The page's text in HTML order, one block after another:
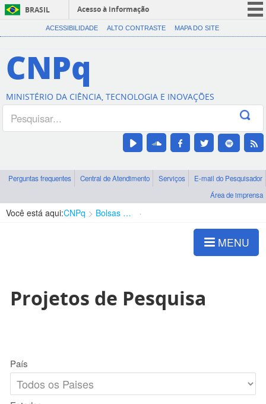
BRASIL
Acesso à informação
CORONAVÍRUS (COVID-19)
Canais
ACESSIBILIDADE ALTO CONTRASTE MAPA DO SITE
CNPq
MINISTÉRIO DA CIÊNCIA, TECNOLOGIA E INOVAÇÕES
Perguntas frequentes Central de Atendimento Serviços
E-mail do Pesquisador
Área de imprensa
Você está aqui:CNPq Bolsas e Auxílios Vigentes
MENU
Projetos de Pesquisa
País